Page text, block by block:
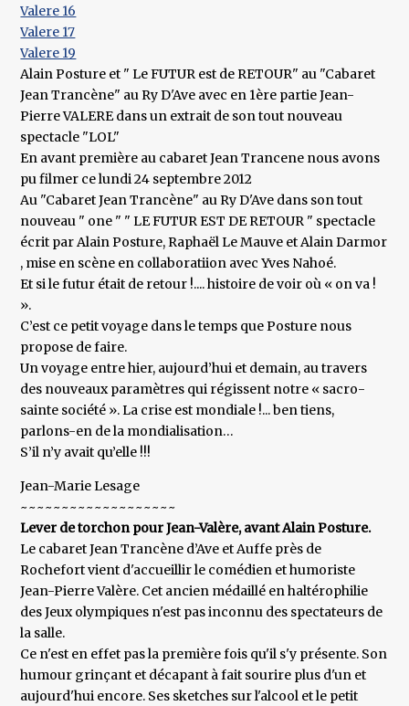
​Valere 16
​Valere 17
Valere 19
Alain Posture et " Le FUTUR est de RETOUR" au "Cabaret
Jean Trancène" au Ry D'Ave avec en 1ère partie Jean-
Pierre VALERE dans un extrait de son tout nouveau
spectacle "LOL"
En avant première au cabaret Jean Trancene nous avons
pu filmer ce lundi 24 septembre 2012
Au "Cabaret Jean Trancène" au Ry D'Ave dans son tout
nouveau " one " " LE FUTUR EST DE RETOUR " spectacle
écrit par Alain Posture, Raphaël Le Mauve et Alain Darmor
, mise en scène en collaboratiion avec Yves Nahoé.
Et si le futur était de retour !.... histoire de voir où « on va !
».
C’est ce petit voyage dans le temps que Posture nous
propose de faire.
Un voyage entre hier, aujourd’hui et demain, au travers
des nouveaux paramètres qui régissent notre « sacro-
sainte société ». La crise est mondiale !... ben tiens,
parlons-en de la mondialisation…
S’il n’y avait qu’elle !!!
Jean-Marie Lesage
~~~~~~~~~~~~~~~~~~~
Lever de torchon pour Jean-Valère, avant Alain Posture.
Le cabaret Jean Trancène d’Ave et Auffe près de
Rochefort vient d'accueillir le comédien et humoriste
Jean-Pierre Valère. Cet ancien médaillé en haltérophilie
des Jeux olympiques n'est pas inconnu des spectateurs de
la salle.
Ce n'est en effet pas la première fois qu'il s'y présente. Son
humour grinçant et décapant à fait sourire plus d'un et
aujourd'hui encore. Ses sketches sur l'alcool et le petit